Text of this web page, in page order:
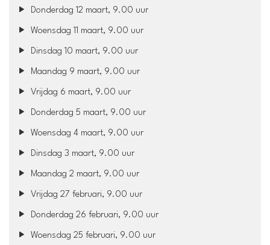
Donderdag 12 maart, 9.00 uur
Woensdag 11 maart, 9.00 uur
Dinsdag 10 maart, 9.00 uur
Maandag 9 maart, 9.00 uur
Vrijdag 6 maart, 9.00 uur
Donderdag 5 maart, 9.00 uur
Woensdag 4 maart, 9.00 uur
Dinsdag 3 maart, 9.00 uur
Maandag 2 maart, 9.00 uur
Vrijdag 27 februari, 9.00 uur
Donderdag 26 februari, 9.00 uur
Woensdag 25 februari, 9.00 uur